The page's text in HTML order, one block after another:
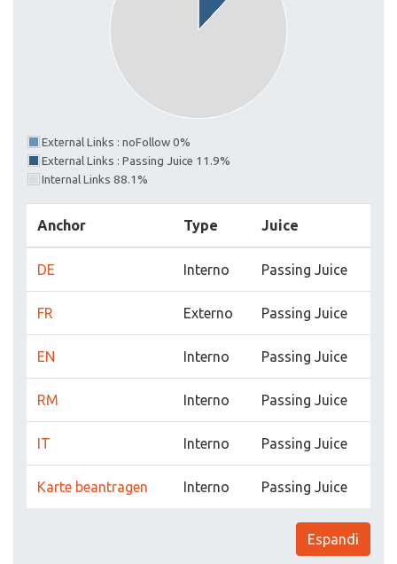
External Links : noFollow 0%
External Links : Passing Juice 11.9%
Internal Links 88.1%
Anchor Type Juice
DE Interno Passing Juice
FR Externo Passing Juice
EN Interno Passing Juice
RM Interno Passing Juice
IT Interno Passing Juice
Karte beantragen Interno Passing Juice
Espandi